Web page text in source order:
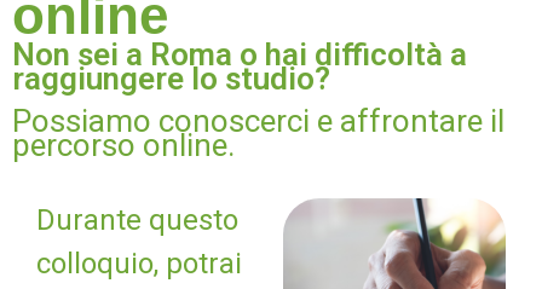
online
Non sei a Roma o hai difficoltà a
raggiungere lo studio?
Possiamo conoscerci e affrontare il
percorso online.
Durante questo
colloquio, potrai